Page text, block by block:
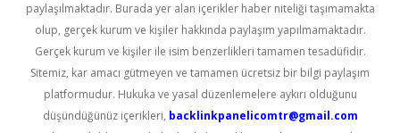
paylaşılmaktadır. Burada yer alan içerikler haber niteliği taşımamakta
olup, gerçek kurum ve kişiler hakkında paylaşım yapılmamaktadır.
Gerçek kurum ve kişiler ile isim benzerlikleri tamamen tesadüfidir.
Sitemiz, kar amacı gütmeyen ve tamamen ücretsiz bir bilgi paylaşım
platformudur. Hukuka ve yasal düzenlemelere aykırı olduğunu
düşündüğünüz içerikleri, backlinkpanelicomtr@gmail.com